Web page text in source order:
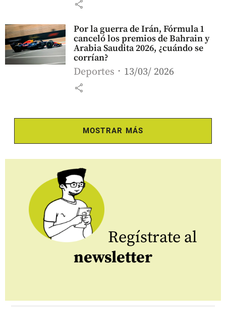
share
Por la guerra de Irán, Fórmula 1
canceló los premios de Bahrain y
Arabia Saudita 2026, ¿cuándo se
corrían?
Deportes 13/03/ 2026
share
MOSTRAR MÁS
Regístrate al
newsletter